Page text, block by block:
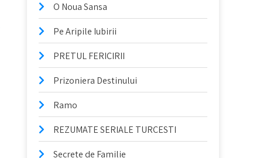
O Noua Sansa
Pe Aripile Iubirii
PRETUL FERICIRII
Prizoniera Destinului
Ramo
REZUMATE SERIALE TURCESTI
Secrete de Familie